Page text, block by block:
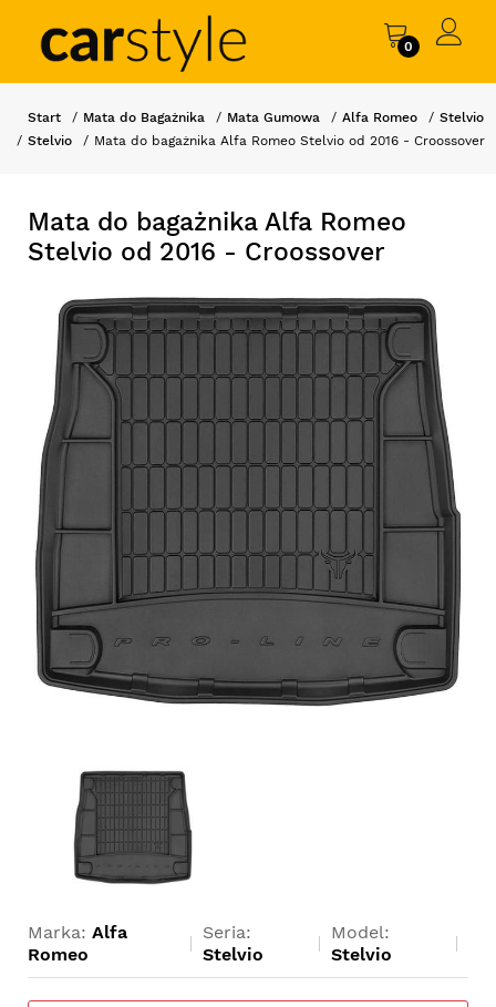
0
Start Mata do Bagażnika Mata Gumowa Alfa Romeo
Stelvio
Stelvio
Mata do bagażnika Alfa Romeo Stelvio od 2016 - Croossover
Mata do bagażnika Alfa Romeo
Stelvio od 2016 - Croossover
Marka: Alfa
Romeo
Seria:
Stelvio
Model:
Stelvio